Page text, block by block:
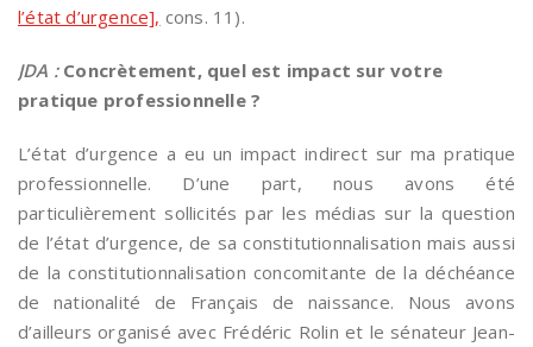
l’état d’urgence], cons. 11).
JDA :Concrètement, quel est impact sur votre
pratique professionnelle ?
L’état d’urgence a eu un impact indirect sur ma pratique
professionnelle. D’une part, nous avons été
particulièrement sollicités par les médias sur la question
de l’état d’urgence, de sa constitutionnalisation mais aussi
de la constitutionnalisation concomitante de la déchéance
de nationalité de Français de naissance. Nous avons
d’ailleurs organisé avec Frédéric Rolin et le sénateur Jean-